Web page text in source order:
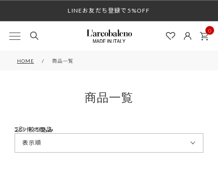
LINEお友だち登録で5%OFF
0
HOME 商品一覧
商品一覧
絞り込み
289